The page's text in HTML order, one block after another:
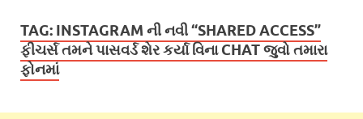
NEWS
Being a tech news site we cover …
TAG: INSTAGRAM ની નવી “SHARED ACCESS”
ફીચર્સ તમને પાસવર્ડ શેર કર્યા વિના CHAT જુવો તમારા
ફોનમાં